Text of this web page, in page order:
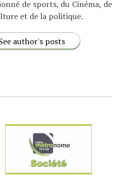
de sports, du Cinéma, de
et de la politique.
author's posts